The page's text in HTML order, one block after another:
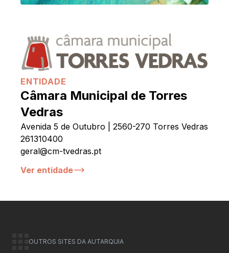
ENTIDADE
Câmara Municipal de Torres
Vedras
Avenida 5 de Outubro | 2560-270 Torres Vedras
261310400
geral@cm-tvedras.pt
Ver entidade
OUTROS SITES DA AUTARQUIA